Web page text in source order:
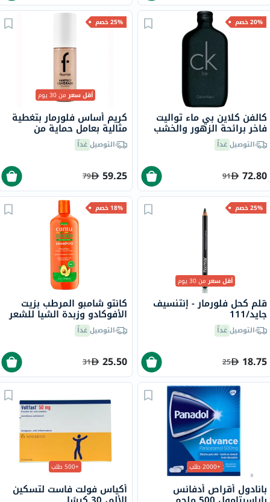
20% خصم
كالفن كلاين بي ماء تواليت
فاخر برائحة الزهور والخشب
100 ملالتوصيلغداً
72.80
91
25% خصم
أقل سعرمن 30 يوم
كريم أساس فلورمار بتغطية
مثالية بعامل حماية من
الشمس 15، 30 جرام -
باستيل/101
التوصيلغداً
59.25
79
25% خصم
أقل سعرمن 30 يوم
قلم كحل فلورمار - إنتنسيف
جايد/111
التوصيلغداً
18.75
25
18% خصم
كانتو شامبو المرطب بزيت
الأفوكادو وزبدة الشيا للشعر
الجاف والمتقصف 400 مل
التوصيلغداً
25.50
31
+2000 طلب
بانادول أقراص أدفانس
+500 طلب
أكياس فولت فاست لتسكين